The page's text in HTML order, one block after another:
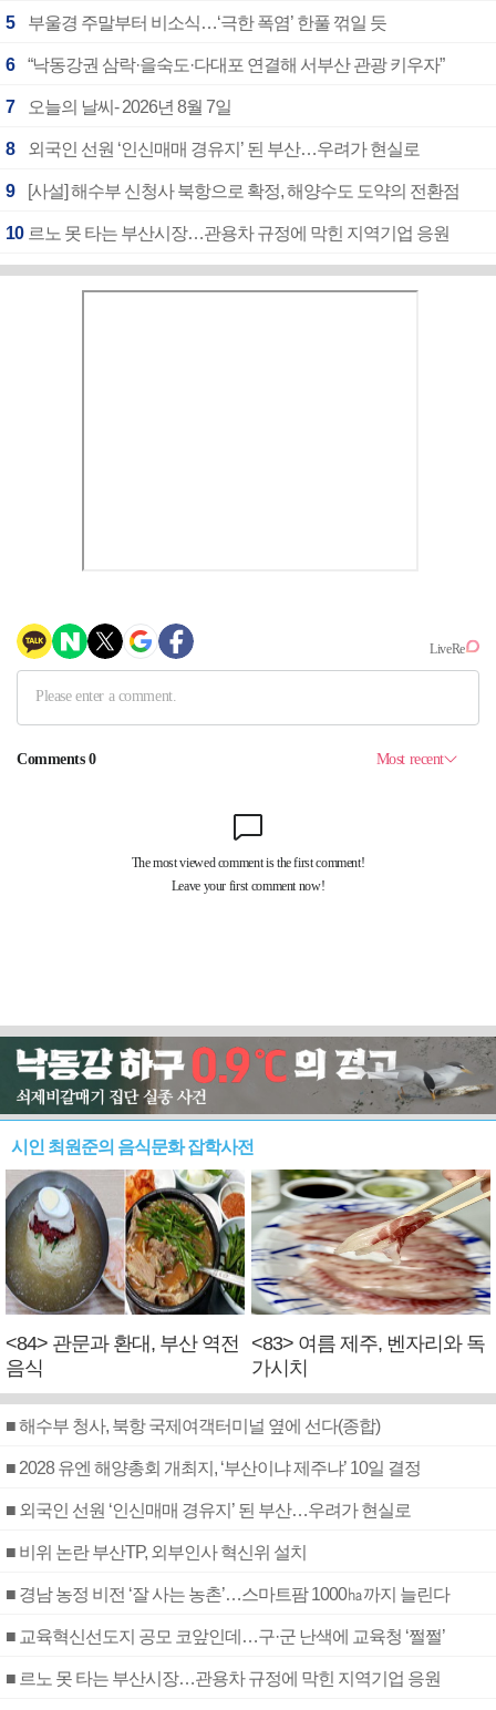
5 부울경 주말부터 비소식…‘극한 폭염’ 한풀 꺾일 듯
6 “낙동강권 삼락·을숙도·다대포 연결해 서부산 관광 키우자”
7 오늘의 날씨- 2026년 8월 7일
8 외국인 선원 ‘인신매매 경유지’ 된 부산…우려가 현실로
9 [사설] 해수부 신청사 북항으로 확정, 해양수도 도약의 전환점
10 르노 못 타는 부산시장…관용차 규정에 막힌 지역기업 응원
시인 최원준의 음식문화 잡학사전
<84> 관문과 환대, 부산 역전
음식
<83> 여름 제주, 벤자리와 독
가시치
■ 해수부 청사, 북항 국제여객터미널 옆에 선다(종합)
■ 2028 유엔 해양총회 개최지, ‘부산이냐 제주냐’ 10일 결정
■ 외국인 선원 ‘인신매매 경유지’ 된 부산…우려가 현실로
■ 비위 논란 부산TP, 외부인사 혁신위 설치
■ 경남 농정 비전 ‘잘 사는 농촌’…스마트팜 1000㏊까지 늘린다
■ 교육혁신선도지 공모 코앞인데…구·군 난색에 교육청 ‘쩔쩔’
■ 르노 못 타는 부산시장…관용차 규정에 막힌 지역기업 응원